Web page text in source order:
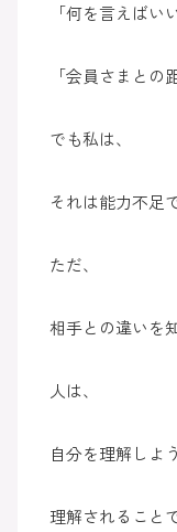
「何を言えばい
「会員さまとの
でも私は、
それは能力不足
ただ、
相手との違いを
人は、
自分を理解しよ
理解されること